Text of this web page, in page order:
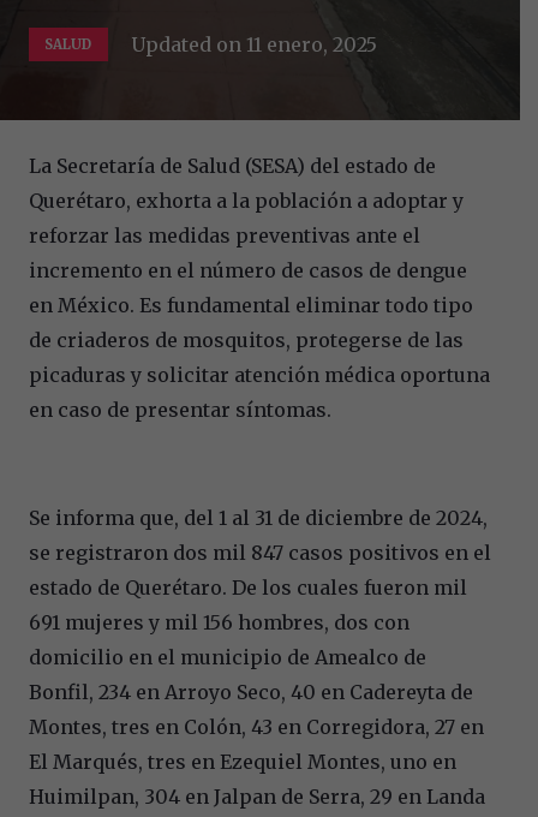
SALUD Updated on 11 enero, 2025
La Secretaría de Salud (SESA) del estado de
Querétaro, exhorta a la población a adoptar y
reforzar las medidas preventivas ante el
incremento en el número de casos de dengue
en México. Es fundamental eliminar todo tipo
de criaderos de mosquitos, protegerse de las
picaduras y solicitar atención médica oportuna
en caso de presentar síntomas.
Se informa que, del 1 al 31 de diciembre de 2024,
se registraron dos mil 847 casos positivos en el
estado de Querétaro. De los cuales fueron mil
691 mujeres y mil 156 hombres, dos con
domicilio en el municipio de Amealco de
Bonfil, 234 en Arroyo Seco, 40 en Cadereyta de
Montes, tres en Colón, 43 en Corregidora, 27 en
El Marqués, tres en Ezequiel Montes, uno en
Huimilpan, 304 en Jalpan de Serra, 29 en Landa